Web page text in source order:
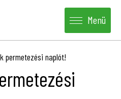
Menü
permetezési naplót!